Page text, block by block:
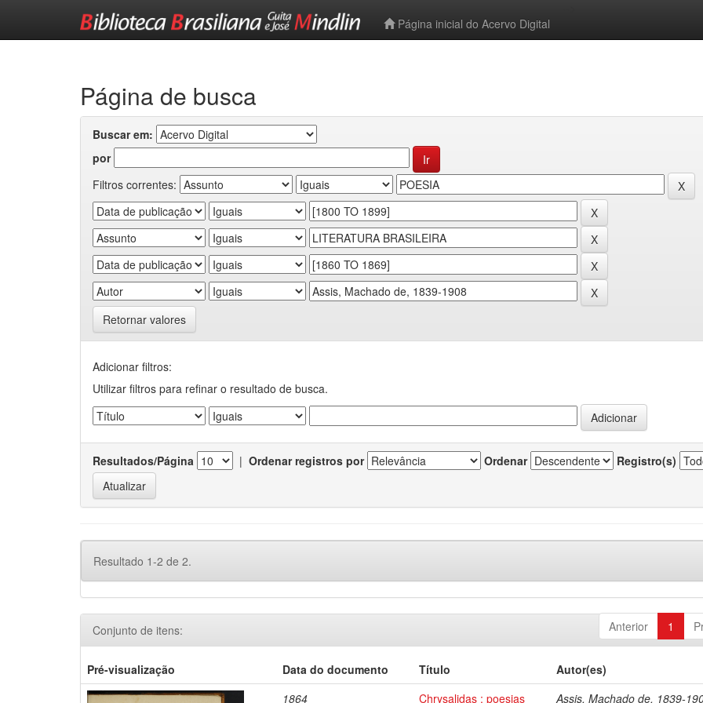
Página inicial do Acervo Digital
Página de busca
Buscar em:
por
Filtros correntes:
Retornar valores
Adicionar filtros:
Utilizar filtros para refinar o resultado de busca.
Resultados/Página | Ordenar registros por Ordenar Registro(s)
Resultado 1-2 de 2.
Anterior 1
Conjunto de itens:
Pré-visualização Data do documento Título
Autor(es)
1864
Chrysalidas : poesias Assis, Machado de, 1839-